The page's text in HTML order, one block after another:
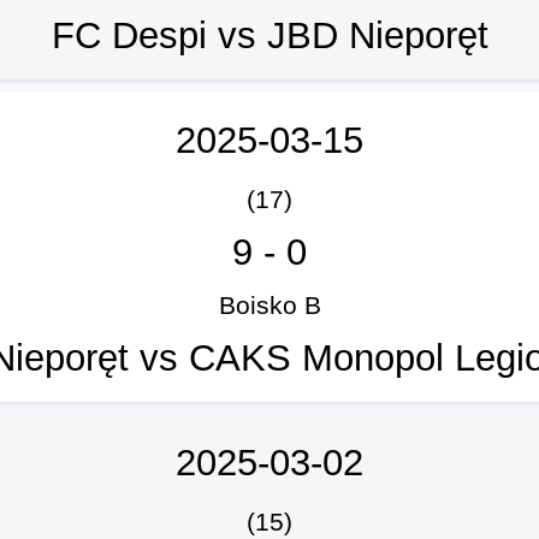
FC Despi vs JBD Nieporęt
2025-03-15
(17)
9 - 0
Boisko B
vs CAKS Monopol
2025-03-02
(15)